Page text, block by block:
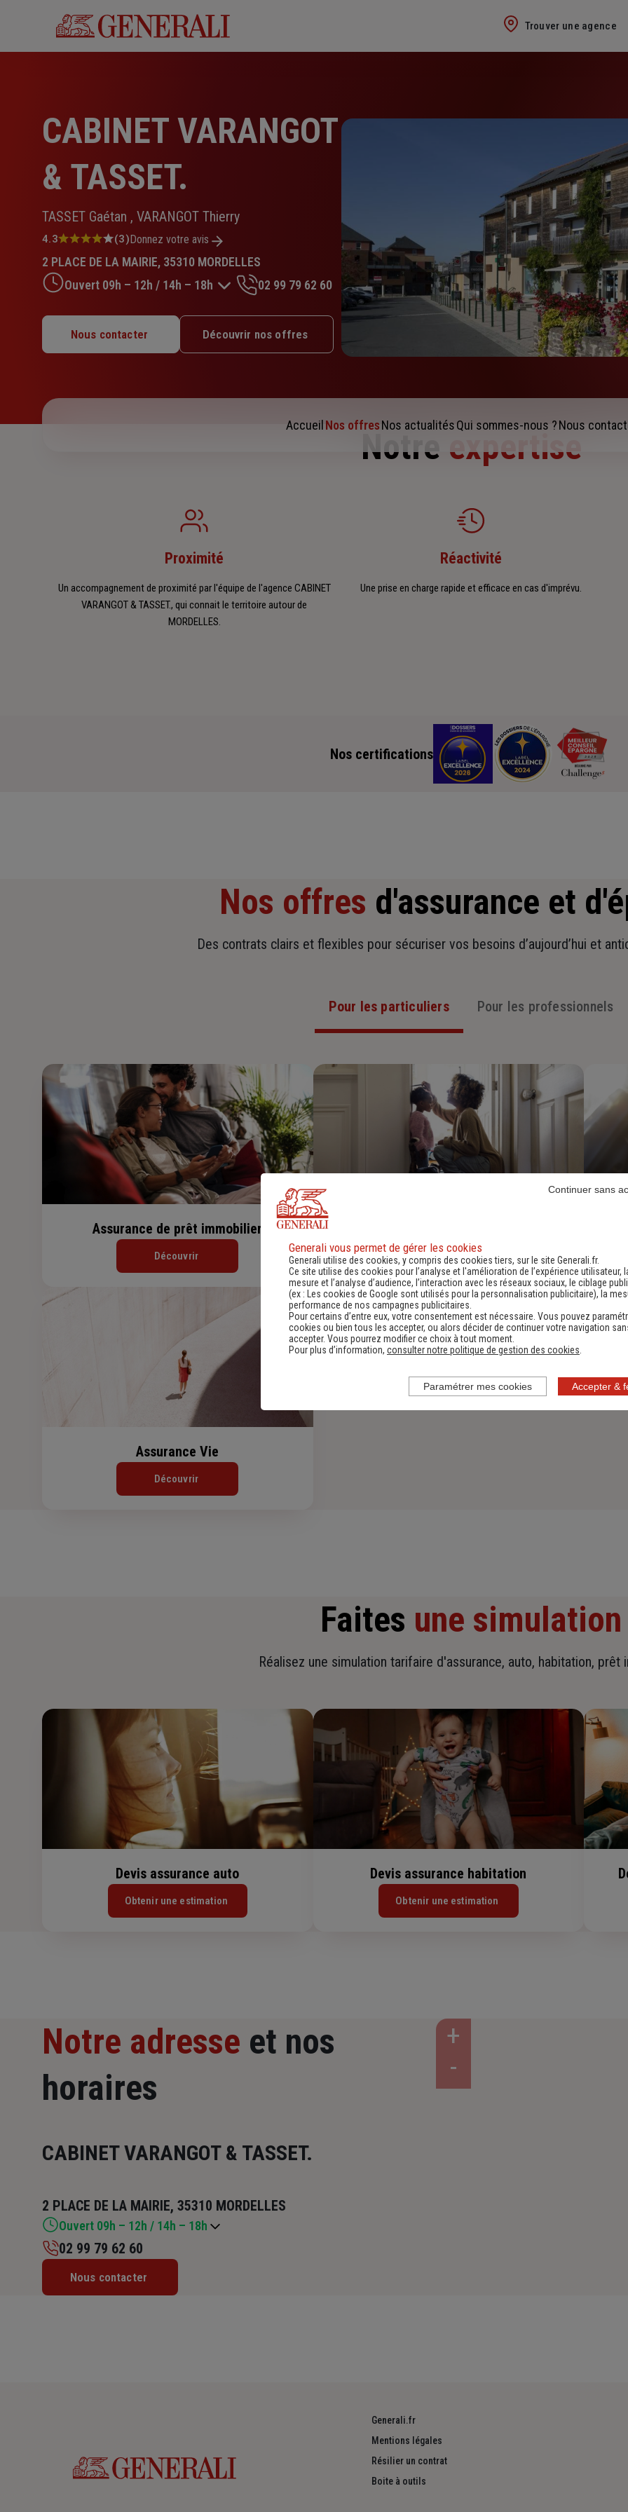
Trouver une agence
CABINET VARANGOT
& TASSET.
TASSET Gaétan , VARANGOT Thierry
Note
4.3
sur
5
4.3 (3)Donnez votre avis
2 PLACE DE LA MAIRIE, 35310 MORDELLES
Ouvert 09h – 12h / 14h – 18h
Lundi : 09h – 12h / 14h – 18h
Mardi : 09h – 12h / 14h – 18h
Vendredi : 09h – 12h / 14h – 18h
02 99 79 62 60
Nous contacter Découvrir nos offres
Accueil Nos offresNos actualitésQui sommes-nous ?Nous
Notre expertise
Proximité
Un accompagnement de proximité par l'équipe de l'agence CABINET
VARANGOT & TASSET., qui connait le territoire autour de
MORDELLES.
Réactivité
Une prise en charge rapide et efficace en cas d'imprévu.
Nos certifications
Nos offres d'assurance et
Des contrats clairs et flexibles pour sécuriser vos besoins d’aujourd’hui et
Pour les particuliers Pour les professionnels
Assurance de prêt immobilier
Découvrir Découvrir
Assurance Vie
Découvrir
Faites une simulation
Réalisez une simulation tarifaire d'assurance, auto, habitation, prêt
Devis assurance auto
Obtenir une estimation
Devis assurance habitation
Obtenir une estimation
Notre adresse et nos
horaires
CABINET VARANGOT & TASSET.
2 PLACE DE LA MAIRIE, 35310 MORDELLES
Ouvert 09h – 12h / 14h – 18h
Mardi : 09h – 12h / 14h – 18h
02 99 79 62 60
Nous contacter
Generali.fr
Mentions légales
Résilier un contrat
Boite à outils
Generali vous permet de gérer les cookies
Generali utilise des cookies, y compris des cookies tiers, sur le site Generali.fr.
Ce site utilise des cookies pour l’analyse et l'amélioration de l’expérience utilisateur,
mesure et l’analyse d’audience, l’interaction avec les réseaux sociaux, le ciblage
(ex :
Les cookies de Google sont utilisés pour la personnalisation publicitaire), la
performance de nos campagnes publicitaires.
Pour certains d’entre eux, votre consentement est nécessaire. Vous pouvez
cookies ou bien tous les accepter, ou alors décider de continuer votre navigation
accepter. Vous pourrez modifier ce choix à tout moment.
Pour plus d’information, consulter notre politique de gestion des cookies
Accepter &
Continuer sans
Paramétrer mes cookies